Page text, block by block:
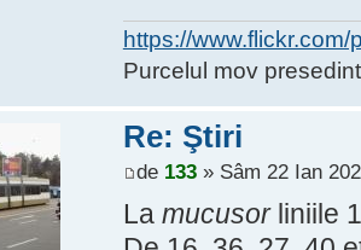
https://
Purcelul mov
Re: Ştiri
de 133» Sâm 22 Ian
La mucusorliniile